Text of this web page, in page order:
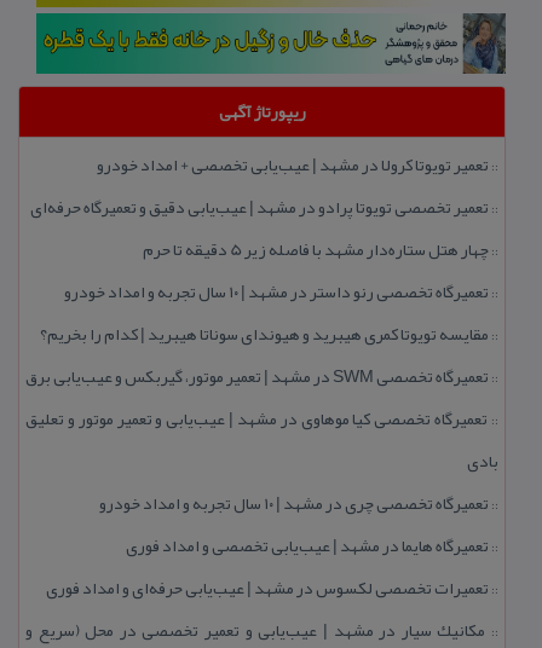
ریپورتاژ آگهی
:: تعمیر تویوتا كرولا در مشهد | عیب‌یابی تخصصی + امداد خودرو
:: تعمیر تخصصی تویوتا پرادو در مشهد | عیب‌یابی دقیق و تعمیرگاه حرفه‌ای
::چهار هتل‌ ستاره‌دار مشهد با فاصله زیر 5 دقیقه تا حرم
:: تعمیرگاه تخصصی رنو داستر در مشهد | ۱۰ سال تجربه و امداد خودرو
:: مقایسه تویوتا كمری هیبرید و هیوندای سوناتا هیبرید | كدام را بخریم؟
:: تعمیرگاه تخصصی SWM در مشهد | تعمیر موتور، گیربكس و عیب‌یابی برق
:: تعمیرگاه تخصصی كیا موهاوی در مشهد | عیب‌یابی و تعمیر موتور و تعلیق
بادی
:: تعمیرگاه تخصصی چری در مشهد | ۱۰ سال تجربه و امداد خودرو
:: تعمیرگاه هایما در مشهد | عیب‌یابی تخصصی و امداد فوری
:: تعمیرات تخصصی لكسوس در مشهد | عیب‌یابی حرفه‌ای و امداد فوری
:: مكانیك سیار در مشهد | عیب‌یابی و تعمیر تخصصی در محل (سریع و